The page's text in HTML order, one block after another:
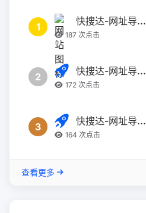
1 快搜达-网址导...
187 次点击
2 快搜达-网址导...
172 次点击
3 快搜达-网址导...
164 次点击
查看更多